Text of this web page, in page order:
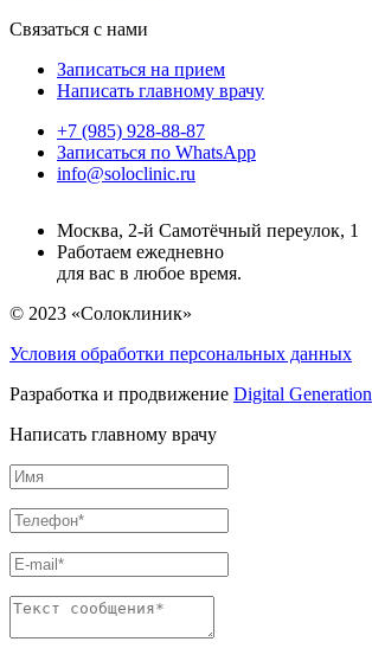
Связаться с нами
Записаться на прием
Написать главному врачу
+7 (985) 928-88-87
Записаться по WhatsApp
info@soloclinic.ru
Москва, 2-й Самотёчный переулок, 1
Работаем ежедневно
для вас в любое время.
© 2023 «Солоклиник»
Условия обработки персональных данных
Разработка и продвижение Digital Generation
Написать главному врачу